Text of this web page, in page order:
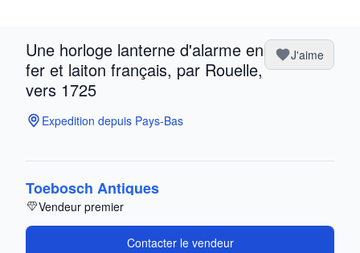
Une horloge lanterne d'alarme en
fer et laiton français, par Rouelle,
vers 1725
J'aime
Expedition depuis Pays-Bas
Toebosch Antiques
Vendeur premier
Contacter le vendeur